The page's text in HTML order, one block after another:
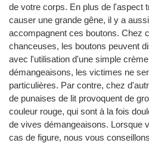
de votre corps. En plus de l'aspect
causer une grande gêne, il y a
accompagnent ces boutons. Chez
chanceuses, les boutons peuvent
avec l'utilisation d'une simple
démangeaisons, les victimes ne
particulières. Par contre, chez
de punaises de lit provoquent de
couleur rouge, qui sont à la fois
de vives démangeaisons. Lorsque
cas de figure, nous vous